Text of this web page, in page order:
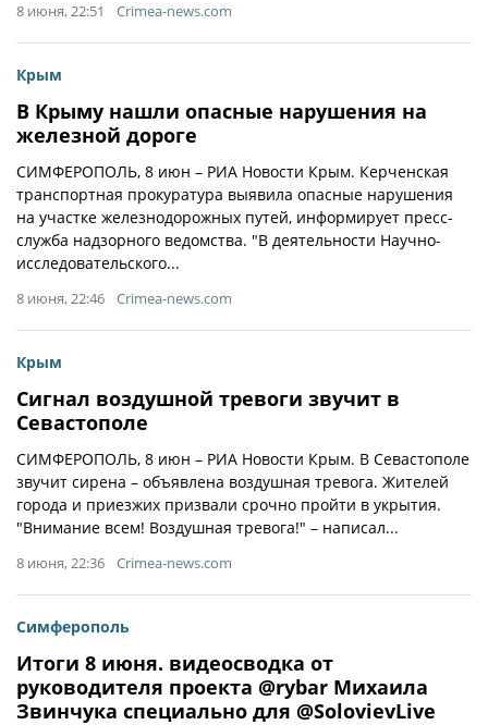
8 июня, 22:51 Crimea-news.com
Крым
В Крыму нашли опасные нарушения на
железной дороге
СИМФЕРОПОЛЬ, 8 июн – РИА Новости Крым. Керченская
транспортная прокуратура выявила опасные нарушения
на участке железнодорожных путей, информирует пресс-
служба надзорного ведомства. "В деятельности Научно-
исследовательского...
8 июня, 22:46 Crimea-news.com
Крым
Сигнал воздушной тревоги звучит в
Севастополе
СИМФЕРОПОЛЬ, 8 июн – РИА Новости Крым. В Севастополе
звучит сирена – объявлена воздушная тревога. Жителей
города и приезжих призвали срочно пройти в укрытия.
"Внимание всем! Воздушная тревога!" – написал...
8 июня, 22:36 Crimea-news.com
Симферополь
Итоги 8 июня. видеосводка от
руководителя проекта @rybar Михаила
Звинчука специально для @SolovievLive